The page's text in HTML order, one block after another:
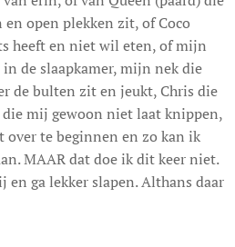
open plekken zit, of Coco
heeft en niet wil eten, of mijn
de slaapkamer, mijn nek die
de bulten zit en jeukt, Chris die
mij gewoon niet laat knippen,
te beginnen en zo kan ik
MAAR dat doe ik dit keer niet.
en ga lekker slapen. Althans daar